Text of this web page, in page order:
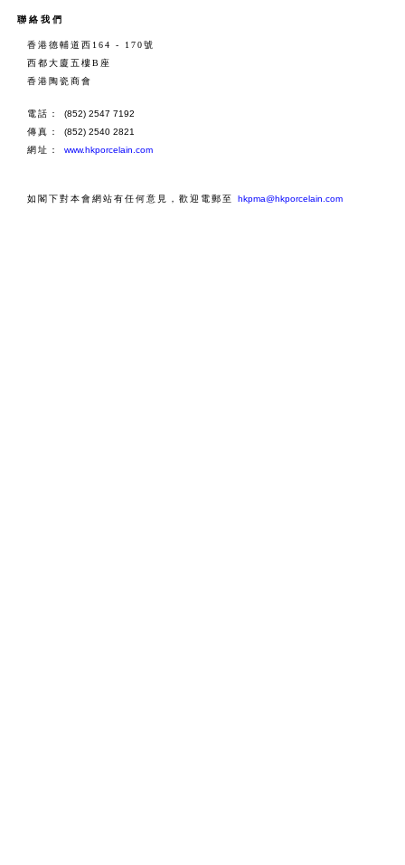
聯絡我們
香港德輔道西164 - 170號
西都大廈五樓B座
香港陶瓷商會
電話： (852) 2547 7192
傳真： (852) 2540 2821
網址： www.hkporcelain.com
如閣下對本會網站有任何意見，歡迎電郵至 hkpma@hkporcelain.com